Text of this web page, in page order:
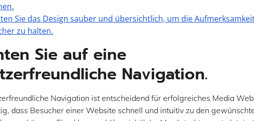
Sie das Design sauber und übersichtlich, um die
zu halten.
Sie auf eine
Navigation.
Navigation ist entscheidend für erfolgreiches Media
dass Besucher einer Website schnell und intuitiv zu den